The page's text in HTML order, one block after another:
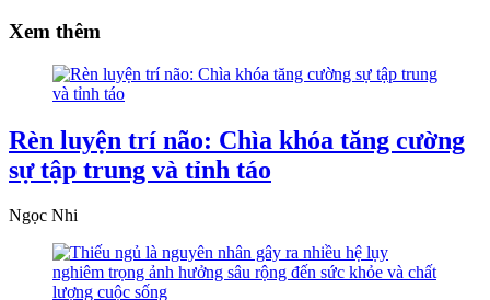
Xem thêm
Rèn luyện trí não: Chìa khóa tăng cường
sự tập trung và tỉnh táo
Ngọc Nhi